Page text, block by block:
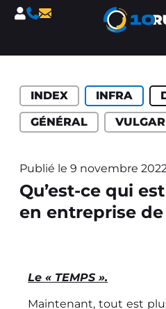
INDEX INFRA
GÉNÉRAL
Publié le9 novembre
Qu’est-ce qui
en entreprise
Le « TEMPS ».
Maintenant, tout est